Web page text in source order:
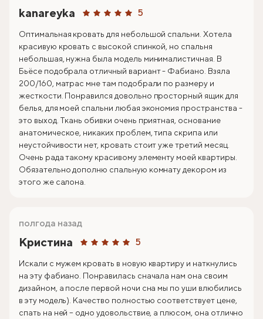
kanareyka 5
Оптимальная кровать для небольшой спальни. Хотела
красивую кровать с высокой спинкой, но спальня
небольшая, нужна была модель минималистичная. В
Бьёсе подобрала отличный вариант - Фабиано. Взяла
200/160, матрас мне там подобрали по размеру и
жесткости. Понравился довольно просторный ящик для
белья, для моей спальни любая экономия пространства -
это выход. Ткань обивки очень приятная, основание
анатомическое, никаких проблем, типа скрипа или
неустойчивости нет, кровать стоит уже третий месяц.
Очень рада такому красивому элементу моей квартиры.
Обязательно дополню спальную комнату декором из
этого же салона.
Кристина 5
полгода назад
Искали с мужем кровать в новую квартиру и наткнулись
на эту фабиано. Понравилась сначала нам она своим
дизайном, а после первой ночи сна мы по уши влюбились
в эту модель). Качество полностью соответствует цене,
спать на ней – одно удовольствие, а плюсом, она отлично